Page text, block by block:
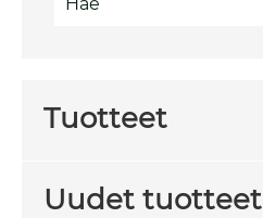
Tuotteet
Uudet tuotteet